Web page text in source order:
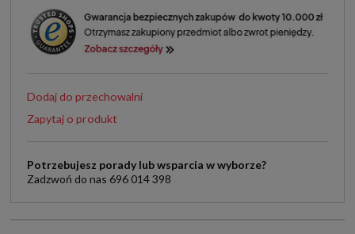
Dodaj do przechowalni
Zapytaj o produkt
Potrzebujesz porady lub wsparcia w wyborze?
Zadzwoń do nas 696 014 398